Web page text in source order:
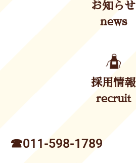
お知らせ
news
採用情報
recruit
☎︎011-598-1789